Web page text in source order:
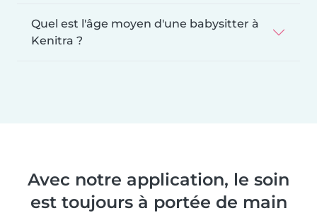
Quel est l'âge moyen d'une babysitter à
Kenitra ?
Avec notre application, le soin
est toujours à portée de main